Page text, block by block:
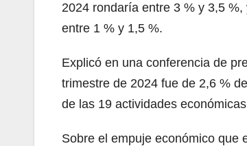
2024 rondaría entre 3 % y 3,5
entre 1 % y 1,5 %.
Explicó en una conferencia de
trimestre de 2024 fue de 2,6 %
de las 19 actividades
Sobre el empuje económico que